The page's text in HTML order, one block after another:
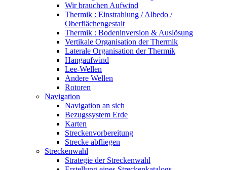
Wir brauchen Aufwind
Thermik : Einstrahlung / Albedo /
Oberflächengestalt
Thermik : Bodeninversion & Auslösung
Vertikale Organisation der Thermik
Laterale Organisation der Thermik
Hangaufwind
Lee-Wellen
Andere Wellen
Rotoren
Navigation
Navigation an sich
Bezugssystem Erde
Karten
Streckenvorbereitung
Strecke abfliegen
Streckenwahl
Strategie der Streckenwahl